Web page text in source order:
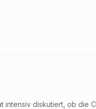
diskutiert, ob die